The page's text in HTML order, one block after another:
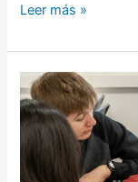
Leer más »
Talleres
de
generación
de
ideas